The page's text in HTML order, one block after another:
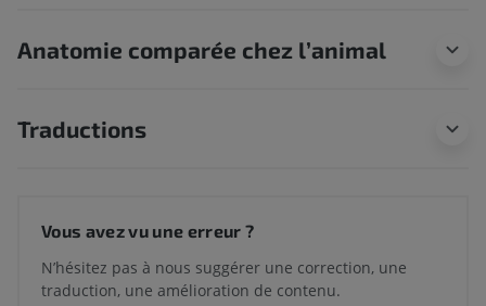
Anatomie comparée chez l’animal
Traductions
Vous avez vu une erreur ?
N’hésitez pas à nous suggérer une correction, une
traduction, une amélioration de contenu.